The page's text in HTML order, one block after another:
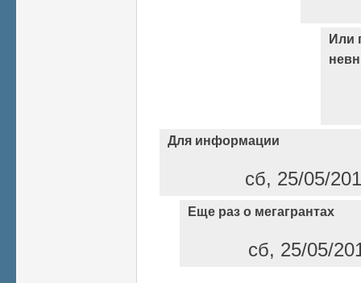
Или
Для информации
сб, 25/05/
Еще раз о мегагрантах
сб, 25/05/